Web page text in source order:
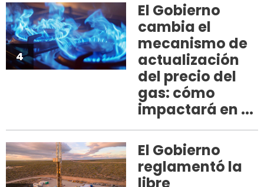
4
El Gobierno
cambia el
mecanismo de
actualización
del precio del
gas: cómo
impactará en ...
El Gobierno
reglamentó la
libre